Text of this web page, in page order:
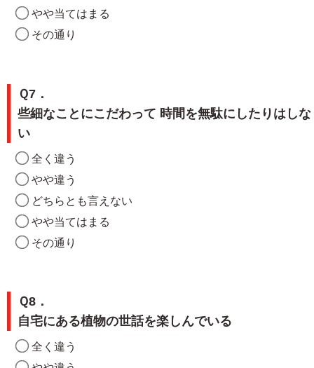
やや当てはまる
その通り
Ｑ7．
些細なことにこだわって 時間を無駄にしたりはしな
い
全く違う
やや違う
どちらとも言えない
やや当てはまる
その通り
Ｑ8．
自宅にある植物の世話を楽しんでいる
全く違う